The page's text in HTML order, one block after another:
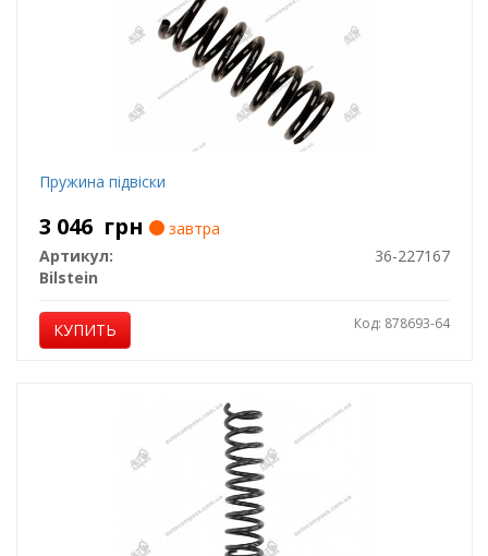
Пружина підвіски
3 046 грн
завтра
Артикул:
36-227167
Bilstein
КУПИТЬ Код: 878693-64